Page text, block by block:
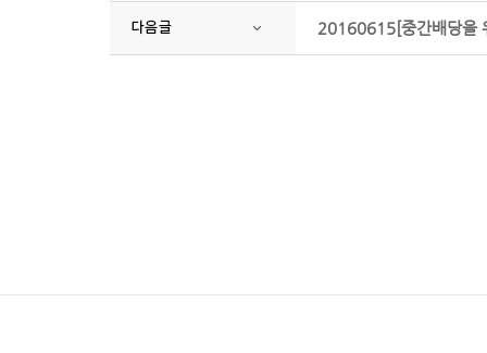
20160615[중간배당을